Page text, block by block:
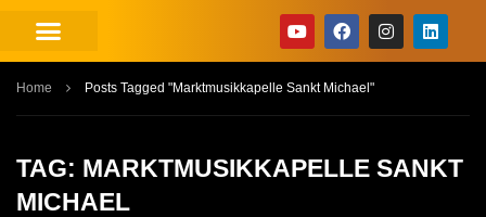
Home Posts Tagged "Marktmusikkapelle Sankt Michael"
TAG: MARKTMUSIKKAPELLE SANKT
MICHAEL